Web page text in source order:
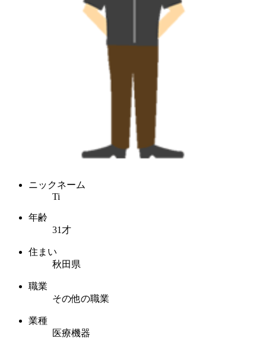
ニックネーム
Ti
年齢
31才
住まい
秋田県
職業
その他の職業
業種
医療機器